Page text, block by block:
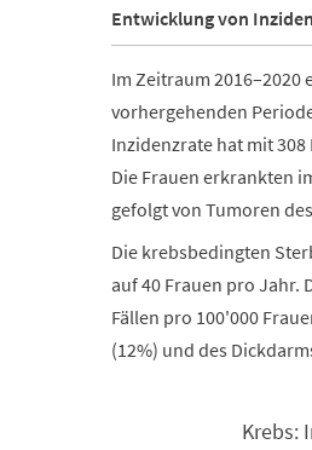
Entwicklung von
Im Zeitraum
vorhergehenden
Inzidenzrate hat mit
Die Frauen erkrankten
gefolgt von Tumoren
Die krebsbedingten
auf 40 Frauen pro Jahr.
Fällen pro 100'000
(12%) und des
Krebs: